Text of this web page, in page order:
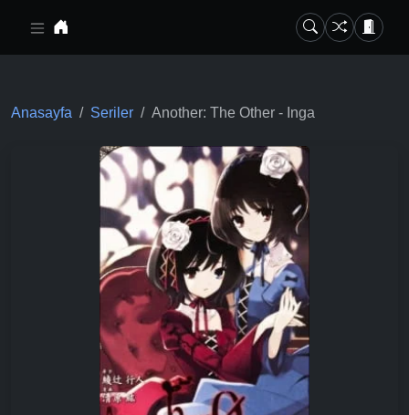
Anasayfa Seriler Another: The Other - Inga